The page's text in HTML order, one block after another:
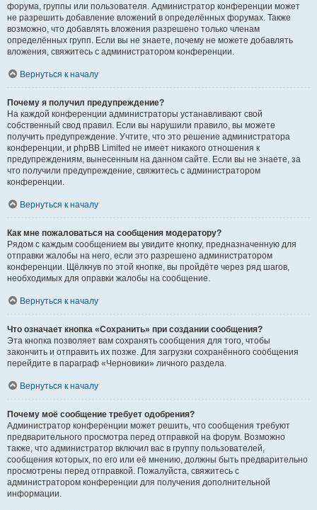
форума, группы или пользователя. Администратор конференции может
не разрешить добавление вложений в определённых форумах. Также
возможно, что добавлять вложения разрешено только членам
определённых групп. Если вы не знаете, почему не можете добавлять
вложения, свяжитесь с администратором конференции.
Вернуться к началу
Почему я получил предупреждение?
На каждой конференции администраторы устанавливают свой
собственный свод правил. Если вы нарушили правило, вы можете
получить предупреждение. Учтите, что это решение администратора
конференции, и phpBB Limited не имеет никакого отношения к
предупреждениям, вынесенным на данном сайте. Если вы не знаете, за
что получили предупреждение, свяжитесь с администратором
конференции.
Вернуться к началу
Как мне пожаловаться на сообщения модератору?
Рядом с каждым сообщением вы увидите кнопку, предназначенную для
отправки жалобы на него, если это разрешено администратором
конференции. Щёлкнув по этой кнопке, вы пройдёте через ряд шагов,
необходимых для оправки жалобы на сообщение.
Вернуться к началу
Что означает кнопка «Сохранить» при создании сообщения?
Эта кнопка позволяет вам сохранять сообщения для того, чтобы
закончить и отправить их позже. Для загрузки сохранённого сообщения
перейдите в параграф «Черновики» личного раздела.
Вернуться к началу
Почему моё сообщение требует одобрения?
Администратор конференции может решить, что сообщения требуют
предварительного просмотра перед отправкой на форум. Возможно
также, что администратор включил вас в группу пользователей,
сообщения которых, по его или её мнению, должны быть предварительно
просмотрены перед отправкой. Пожалуйста, свяжитесь с
администратором конференции для получения дополнительной
информации.